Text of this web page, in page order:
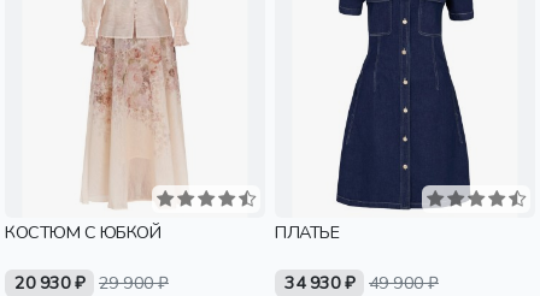
КОСТЮМ С ЮБКОЙ
20 930 ₽ 29 900 ₽
ПЛАТЬЕ
34 930 ₽ 49 900 ₽